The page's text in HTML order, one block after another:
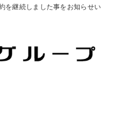
を継続しました事をお知らせい